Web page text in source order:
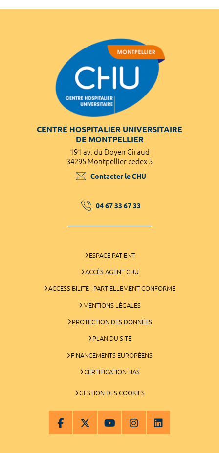
CENTRE HOSPITALIER UNIVERSITAIRE
DE MONTPELLIER
191 av. du Doyen Giraud
34295 Montpellier cedex 5
Contacter le CHU
04 67 33 67 33
ESPACE PATIENT
ACCÈS AGENT CHU
ACCESSIBILITÉ : PARTIELLEMENT CONFORME
MENTIONS LÉGALES
PROTECTION DES DONNÉES
PLAN DU SITE
FINANCEMENTS EUROPÉENS
CERTIFICATION HAS
GESTION DES COOKIES